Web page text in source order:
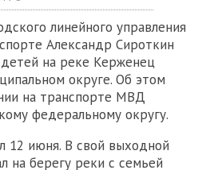
линейного управления
Александр Сироткин
на реке Керженец
округе. Об этом
на транспорте МВД
федеральному округу.
12 июня. В свой выходной
на берегу реки с семьей